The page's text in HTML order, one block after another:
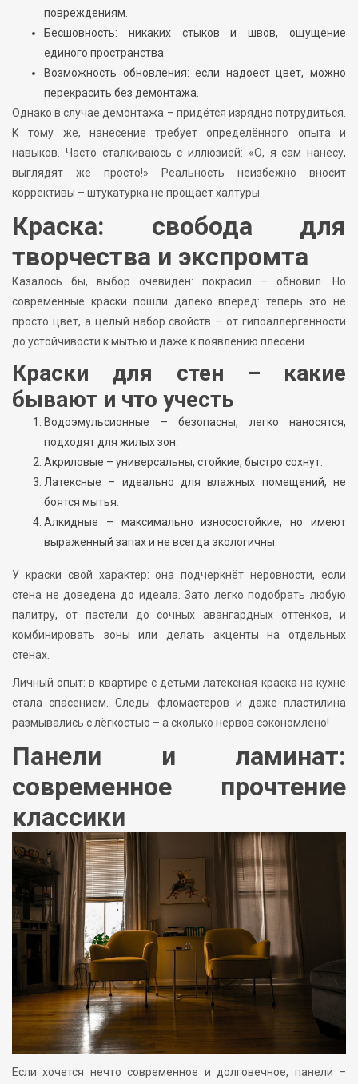
повреждениям.
Бесшовность: никаких стыков и швов, ощущение
единого пространства.
Возможность обновления: если надоест цвет, можно
перекрасить без демонтажа.
Однако в случае демонтажа – придётся изрядно потрудиться.
К тому же, нанесение требует определённого опыта и
навыков. Часто сталкиваюсь с иллюзией: «О, я сам нанесу,
выглядят же просто!» Реальность неизбежно вносит
коррективы – штукатурка не прощает халтуры.
Краска: свобода для
творчества и экспромта
Казалось бы, выбор очевиден: покрасил – обновил. Но
современные краски пошли далеко вперёд: теперь это не
просто цвет, а целый набор свойств – от гипоаллергенности
до устойчивости к мытью и даже к появлению плесени.
Краски для стен – какие
бывают и что учесть
Водоэмульсионные – безопасны, легко наносятся,
подходят для жилых зон.
Акриловые – универсальны, стойкие, быстро сохнут.
Латексные – идеально для влажных помещений, не
боятся мытья.
Алкидные – максимально износостойкие, но имеют
выраженный запах и не всегда экологичны.
У краски свой характер: она подчеркнёт неровности, если
стена не доведена до идеала. Зато легко подобрать любую
палитру, от пастели до сочных авангардных оттенков, и
комбинировать зоны или делать акценты на отдельных
стенах.
Личный опыт: в квартире с детьми латексная краска на кухне
стала спасением. Следы фломастеров и даже пластилина
размывались с лёгкостью – а сколько нервов сэкономлено!
Панели и ламинат:
современное прочтение
классики
Если хочется нечто современное и долговечное, панели –